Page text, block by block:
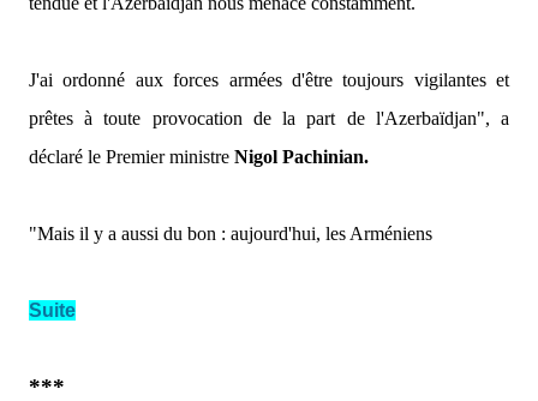
J'ai ordonné aux forces armées d'être toujours vigilantes et
prêtes à toute provocation de la part de l'Azerbaïdjan", a
déclaré le Premier ministre Nigol Pachinian.
"Mais il y a aussi du bon : aujourd'hui, les Arméniens
Suite
***